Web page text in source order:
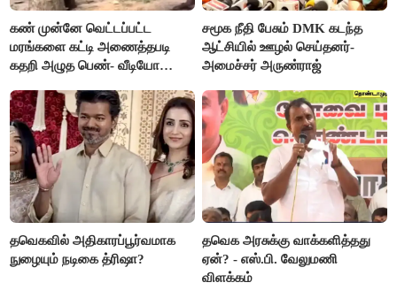
கண் முன்னே வெட்டப்பட்ட
மரங்களை கட்டி அணைத்தபடி
கதறி அழுத பெண்- வீடியோ
சமூக நீதி பேசும் DMK கடந்த
ஆட்சியில் ஊழல் செய்தனர்-
அமைச்சர் அருண்ராஜ்
தவெகவில் அதிகாரப்பூர்வமாக
நுழையும் நடிகை த்ரிஷா?
தவெக அரசுக்கு வாக்களித்தது
ஏன்? - எஸ்.பி. வேலுமணி
விளக்கம்